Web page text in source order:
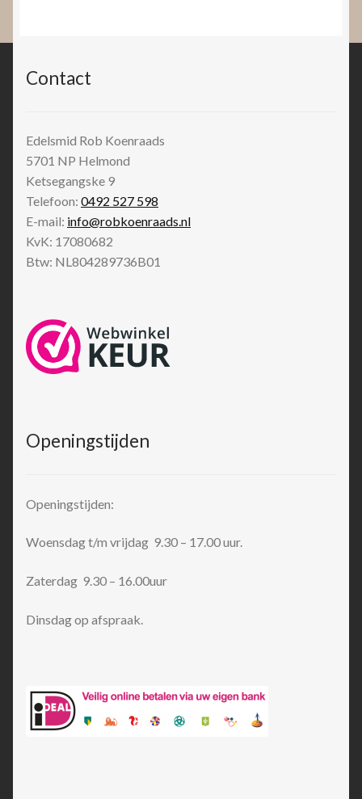
Contact
Edelsmid Rob Koenraads
5701 NP Helmond
Ketsegangske 9
Telefoon: 0492 527 598
E-mail: info@robkoenraads.nl
KvK: 17080682
Btw: NL804289736B01
Openingstijden
Openingstijden:
Woensdag t/m vrijdag 9.30 – 17.00 uur.
Zaterdag 9.30 – 16.00uur
Dinsdag op afspraak.